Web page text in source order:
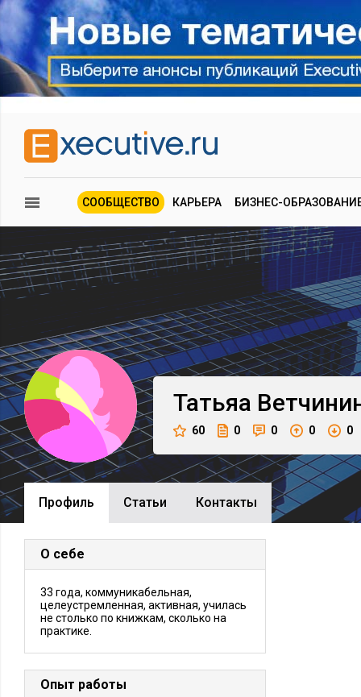
СООБЩЕСТВО КАРЬЕРА БИЗНЕС-
Татьяа
60 0 0 0 0
Профиль Cтатьи Контакты
О себе
33 года, коммуникабельная,
целеустремленная, активная, училась
не столько по книжкам, сколько на
практике.
Опыт работы